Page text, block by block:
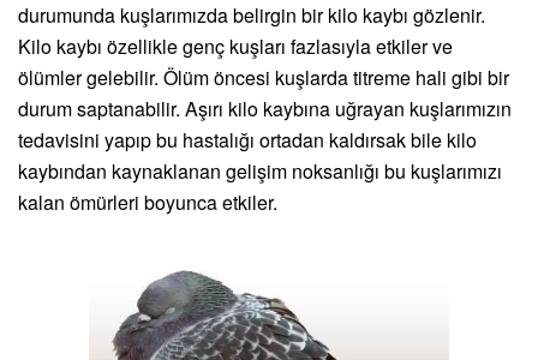
durumunda kuşlarımızda belirgin bir kilo kaybı gözlenir.
Kilo kaybı özellikle genç kuşları fazlasıyla etkiler ve
ölümler gelebilir. Ölüm öncesi kuşlarda titreme hali gibi bir
durum saptanabilir. Aşırı kilo kaybına uğrayan kuşlarımızın
tedavisini yapıp bu hastalığı ortadan kaldırsak bile kilo
kaybından kaynaklanan gelişim noksanlığı bu kuşlarımızı
kalan ömürleri boyunca etkiler.